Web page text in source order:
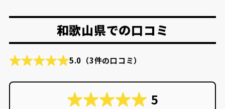
和歌山県での口コミ
5.0 （3件の口コミ）
5